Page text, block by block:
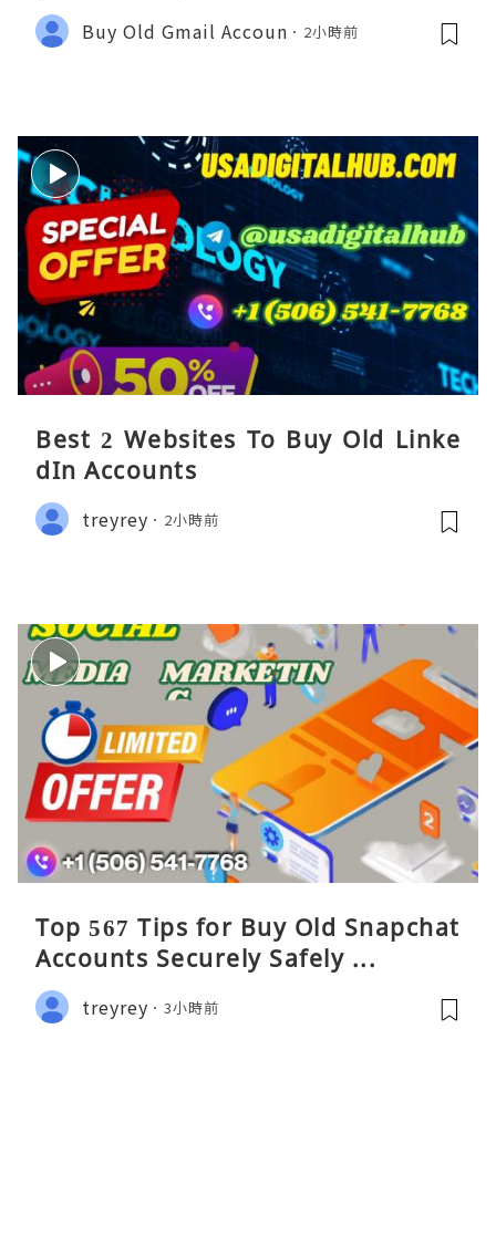
Buy Old Gmail Accoun 2小時前
Best 2 Websites To Buy Old Linke
dIn Accounts
treyrey 2小時前
Top 567 Tips for Buy Old Snapchat
Accounts Securely Safely ...
treyrey 3小時前